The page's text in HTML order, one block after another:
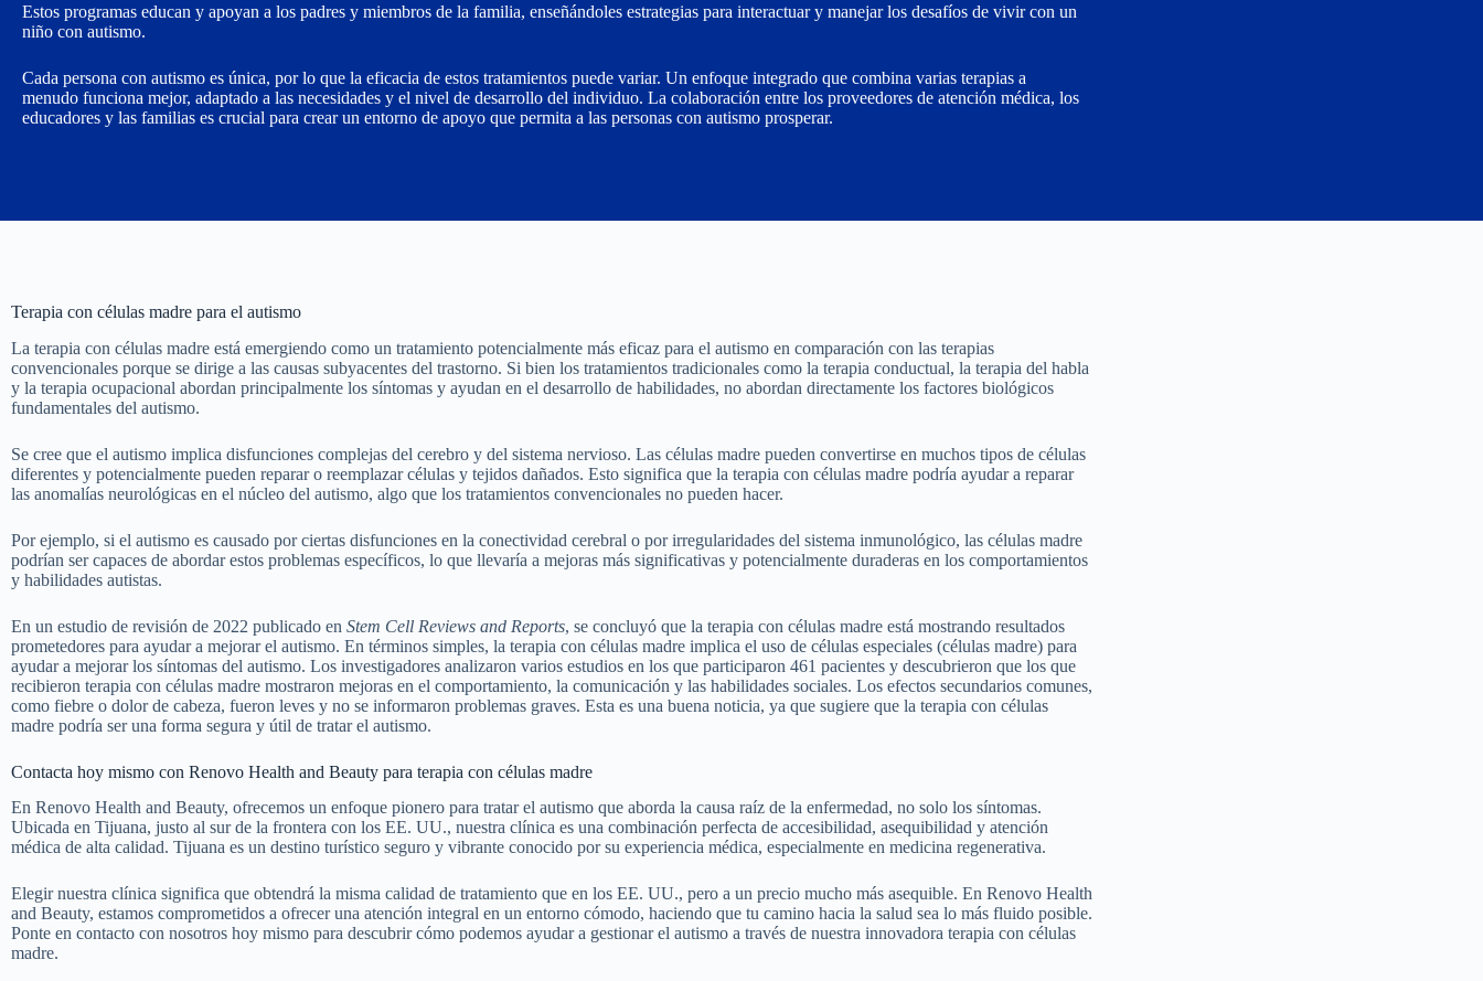
Estos programas educan y apoyan a los padres y miembros de la familia, enseñándoles estrategias para interactuar y manejar los desafíos de vivir con un
niño con autismo.
Cada persona con autismo es única, por lo que la eficacia de estos tratamientos puede variar. Un enfoque integrado que combina varias terapias a
menudo funciona mejor, adaptado a las necesidades y el nivel de desarrollo del individuo. La colaboración entre los proveedores de atención médica, los
educadores y las familias es crucial para crear un entorno de apoyo que permita a las personas con autismo prosperar.
Terapia con células madre para el autismo
La terapia con células madre está emergiendo como un tratamiento potencialmente más eficaz para el autismo en comparación con las terapias
convencionales porque se dirige a las causas subyacentes del trastorno. Si bien los tratamientos tradicionales como la terapia conductual, la terapia del habla
y la terapia ocupacional abordan principalmente los síntomas y ayudan en el desarrollo de habilidades, no abordan directamente los factores biológicos
fundamentales del autismo.
Se cree que el autismo implica disfunciones complejas del cerebro y del sistema nervioso. Las células madre pueden convertirse en muchos tipos de células
diferentes y potencialmente pueden reparar o reemplazar células y tejidos dañados. Esto significa que la terapia con células madre podría ayudar a reparar
las anomalías neurológicas en el núcleo del autismo, algo que los tratamientos convencionales no pueden hacer.
Por ejemplo, si el autismo es causado por ciertas disfunciones en la conectividad cerebral o por irregularidades del sistema inmunológico, las células madre
podrían ser capaces de abordar estos problemas específicos, lo que llevaría a mejoras más significativas y potencialmente duraderas en los comportamientos
y habilidades autistas.
En un estudio de revisión de 2022 publicado en Stem Cell Reviews and Reports, se concluyó que la terapia con células madre está mostrando resultados
prometedores para ayudar a mejorar el autismo. En términos simples, la terapia con células madre implica el uso de células especiales (células madre) para
ayudar a mejorar los síntomas del autismo. Los investigadores analizaron varios estudios en los que participaron 461 pacientes y descubrieron que los que
recibieron terapia con células madre mostraron mejoras en el comportamiento, la comunicación y las habilidades sociales. Los efectos secundarios comunes,
como fiebre o dolor de cabeza, fueron leves y no se informaron problemas graves. Esta es una buena noticia, ya que sugiere que la terapia con células
madre podría ser una forma segura y útil de tratar el autismo.
Contacta hoy mismo con Renovo Health and Beauty para terapia con células madre
En Renovo Health and Beauty, ofrecemos un enfoque pionero para tratar el autismo que aborda la causa raíz de la enfermedad, no solo los síntomas.
Ubicada en Tijuana, justo al sur de la frontera con los EE. UU., nuestra clínica es una combinación perfecta de accesibilidad, asequibilidad y atención
médica de alta calidad. Tijuana es un destino turístico seguro y vibrante conocido por su experiencia médica, especialmente en medicina regenerativa.
Elegir nuestra clínica significa que obtendrá la misma calidad de tratamiento que en los EE. UU., pero a un precio mucho más asequible. En Renovo Health
and Beauty, estamos comprometidos a ofrecer una atención integral en un entorno cómodo, haciendo que tu camino hacia la salud sea lo más fluido posible.
Ponte en contacto con nosotros hoy mismo para descubrir cómo podemos ayudar a gestionar el autismo a través de nuestra innovadora terapia con células
madre.